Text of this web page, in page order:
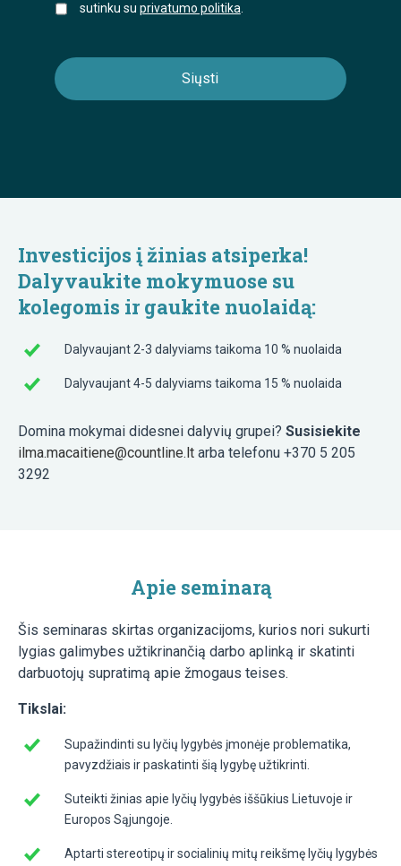
sutinku su privatumo politika
Investicijos į žinias atsiperka!
Dalyvaukite mokymuose su
kolegomis ir gaukite nuolaidą:
Dalyvaujant 2-3 dalyviams taikoma 10 % nuolaida
Dalyvaujant 4-5 dalyviams taikoma 15 % nuolaida
Domina mokymai didesnei dalyvių grupei? Susisiekite
ilma.macaitiene@countline.lt arba telefonu +370 5 205
3292
Apie seminarą
Šis seminaras skirtas organizacijoms, kurios nori sukurti
lygias galimybes užtikrinančią darbo aplinką ir skatinti
darbuotojų supratimą apie žmogaus teises.
Tikslai:
Supažindinti su lyčių lygybės įmonėje problematika,
pavyzdžiais ir paskatinti šią lygybę užtikrinti.
Suteikti žinias apie lyčių lygybės iššūkius Lietuvoje ir
Europos Sąjungoje.
Aptarti stereotipų ir socialinių mitų reikšmę lyčių lygybės